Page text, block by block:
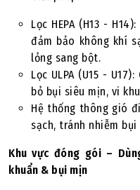
Lọc HEPA (H13 -
đảm bảo không khí
lỏng sang bột.
Lọc ULPA (U15 -
bỏ bụi siêu mịn, vi
Hệ thống thông gió
sạch, tránh nhiễm
Khu vực đóng gói –
khuẩn & bụi mịn